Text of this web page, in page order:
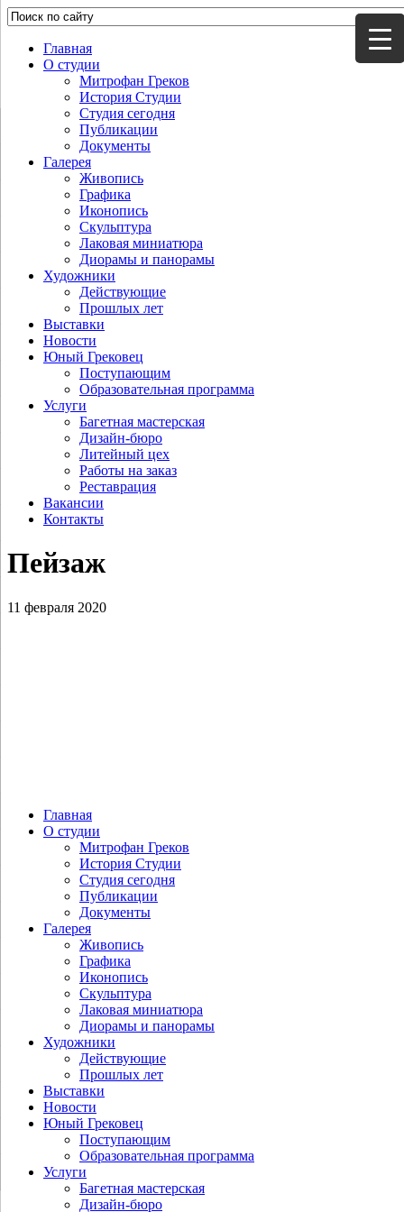
Главная
О студии
Митрофан Греков
История Студии
Студия сегодня
Публикации
Документы
Галерея
Живопись
Графика
Иконопись
Скульптура
Лаковая миниатюра
Диорамы и панорамы
Художники
Действующие
Прошлых лет
Выставки
Новости
Юный Грековец
Поступающим
Образовательная программа
Услуги
Багетная мастерская
Дизайн-бюро
Литейный цех
Работы на заказ
Реставрация
Вакансии
Контакты
Пейзаж
11 февраля 2020
Главная
О студии
Митрофан Греков
История Студии
Студия сегодня
Публикации
Документы
Галерея
Живопись
Графика
Иконопись
Скульптура
Лаковая миниатюра
Диорамы и панорамы
Художники
Действующие
Прошлых лет
Выставки
Новости
Юный Грековец
Поступающим
Образовательная программа
Услуги
Багетная мастерская
Дизайн-бюро